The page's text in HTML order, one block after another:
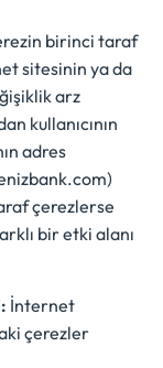
birinci taraf
sitesinin ya da
arz
kullanıcının
adres
çerezlerse
bir etki alanı
İnternet
çerezler